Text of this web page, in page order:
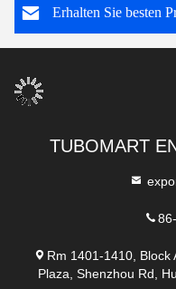
Erhalten Sie besten
TUBOMART
Rm 1401-1410,
Plaza, Shenzhou Rd,